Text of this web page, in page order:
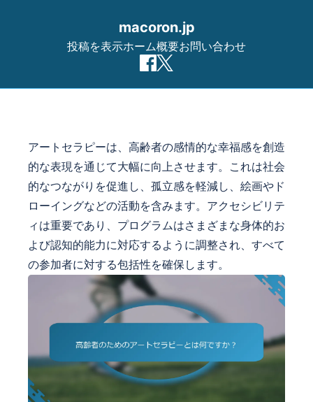
macoron.jp
投稿を表示ホーム概要お問い合わせ
アートセラピーは、高齢者の感情的な幸福感を創造
的な表現を通じて大幅に向上させます。これは社会
的なつながりを促進し、孤立感を軽減し、絵画やド
ローイングなどの活動を含みます。アクセシビリテ
ィは重要であり、プログラムはさまざまな身体的お
よび認知的能力に対応するように調整され、すべて
の参加者に対する包括性を確保します。